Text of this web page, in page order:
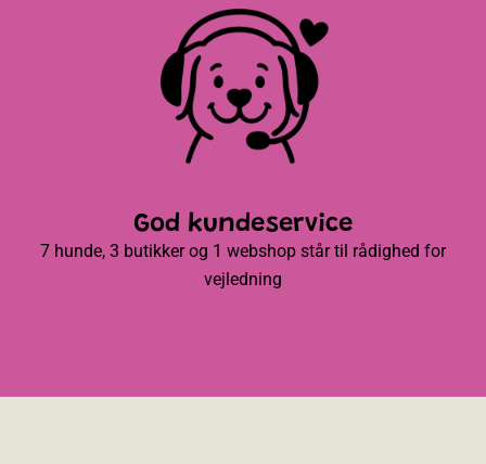
God kundeservice
7 hunde, 3 butikker og 1 webshop står til rådighed for
vejledning